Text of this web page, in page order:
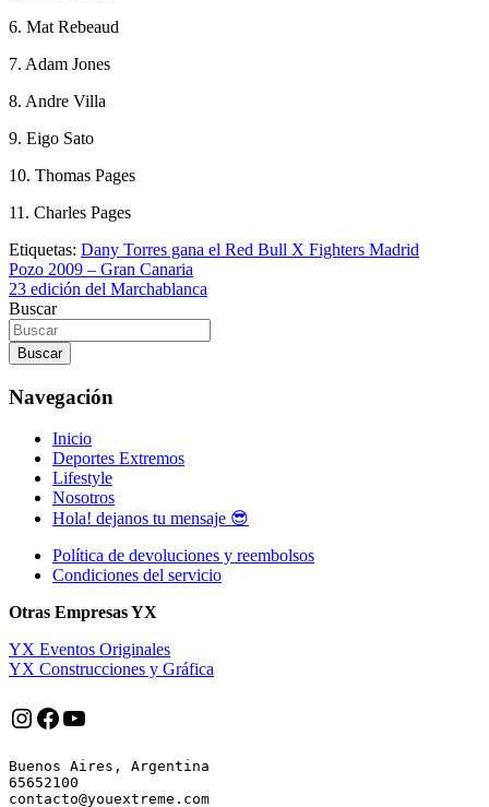
6. Mat Rebeaud
7. Adam Jones
8. Andre Villa
9. Eigo Sato
10. Thomas Pages
11. Charles Pages
Etiquetas: Dany Torres gana el Red Bull X Fighters Madrid
Navegación
de
entradas
Pozo 2009 – Gran Canaria
23 edición del Marchablanca
Buscar
Buscar
Navegación
Inicio
Deportes Extremos
Lifestyle
Nosotros
Hola! dejanos tu mensaje 😎
Política de devoluciones y reembolsos
Condiciones del servicio
Otras Empresas YX
YX Eventos Originales
YX Construcciones y Gráfica
Instagram
Facebook
YouTube
Buenos Aires, Argentina
65652100